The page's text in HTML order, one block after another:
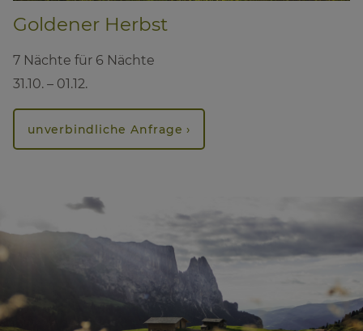
Goldener Herbst
7 Nächte für 6 Nächte
31.10. – 01.12.
unverbindliche Anfrage ›